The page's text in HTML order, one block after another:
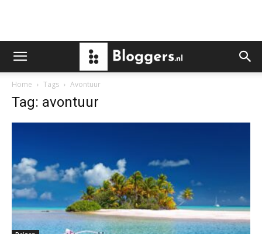
Home Tags Avontuur
Tag: avontuur